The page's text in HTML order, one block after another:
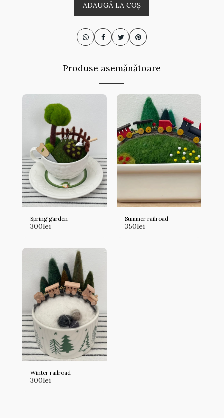
ADAUGĂ LA COŞ
Produse asemănătoare
Spring garden
300lei
Summer railroad
350lei
Winter railroad
300lei